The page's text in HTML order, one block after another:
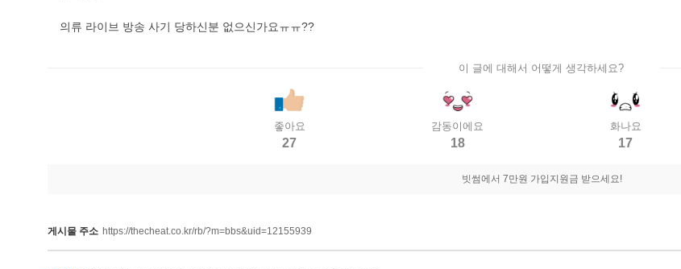
의류 라이브 방송 사기 당하신분 없으신가요ㅠㅠ??
이 글에 대해서 어떻게 생각하세요?
좋아요
27
감동이에요
18
화나요
17
빗썸에서 7만원 가입지원금 받으세요!
게시물 주소 https://thecheat.co.kr/rb/?m=bbs&uid=12155939